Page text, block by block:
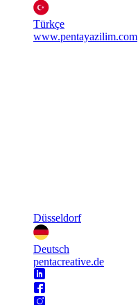
Türkçe
www.pentayazilim.com
Düsseldorf
Deutsch
pentacreative.de